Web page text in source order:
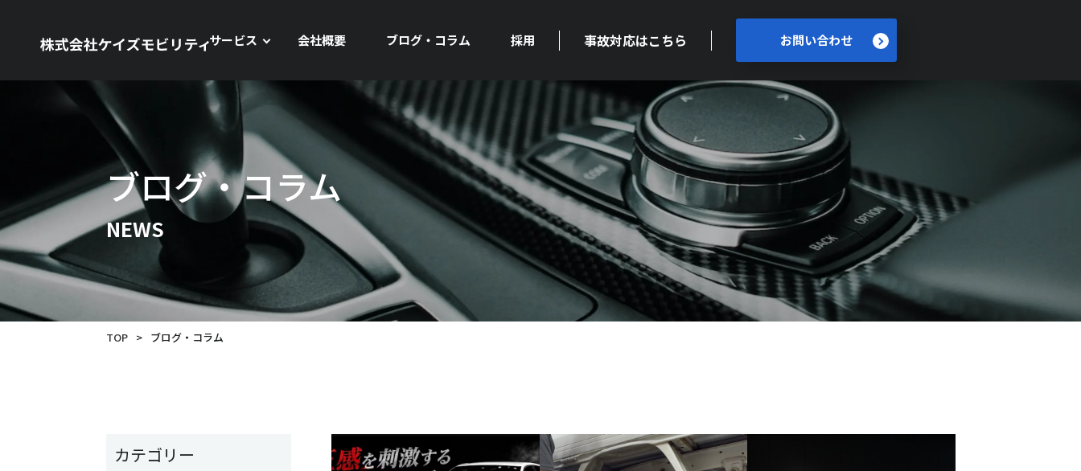
サービス 会社概要 ブログ・コラム 採用 事故対応はこちら お問い合わせ
ブログ・コラム
NEWS
TOP > ブログ・コラム
カテゴリー